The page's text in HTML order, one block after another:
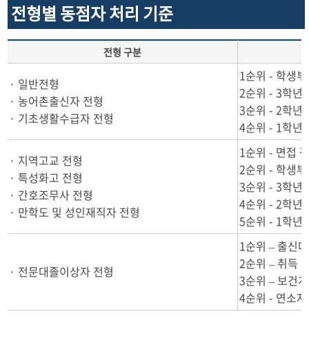
전형별 동점자 처리 기준
전형 구분
· 일반전형
· 농어촌출신자 전형
· 기초생활수급자 전형
1순위 - 학생
2순위 - 3학년
3순위 - 2학년
4순위 - 1학년
· 지역고교 전형
· 특성화고 전형
· 간호조무사 전형
· 만학도 및 성인재직자 전형
1순위 - 면접
2순위 - 학생
3순위 - 3학년
4순위 - 2학년
5순위 - 1학년
· 전문대졸이상자 전형
1순위 – 출신
2순위 – 취득
3순위 – 보건
4순위 - 연소자